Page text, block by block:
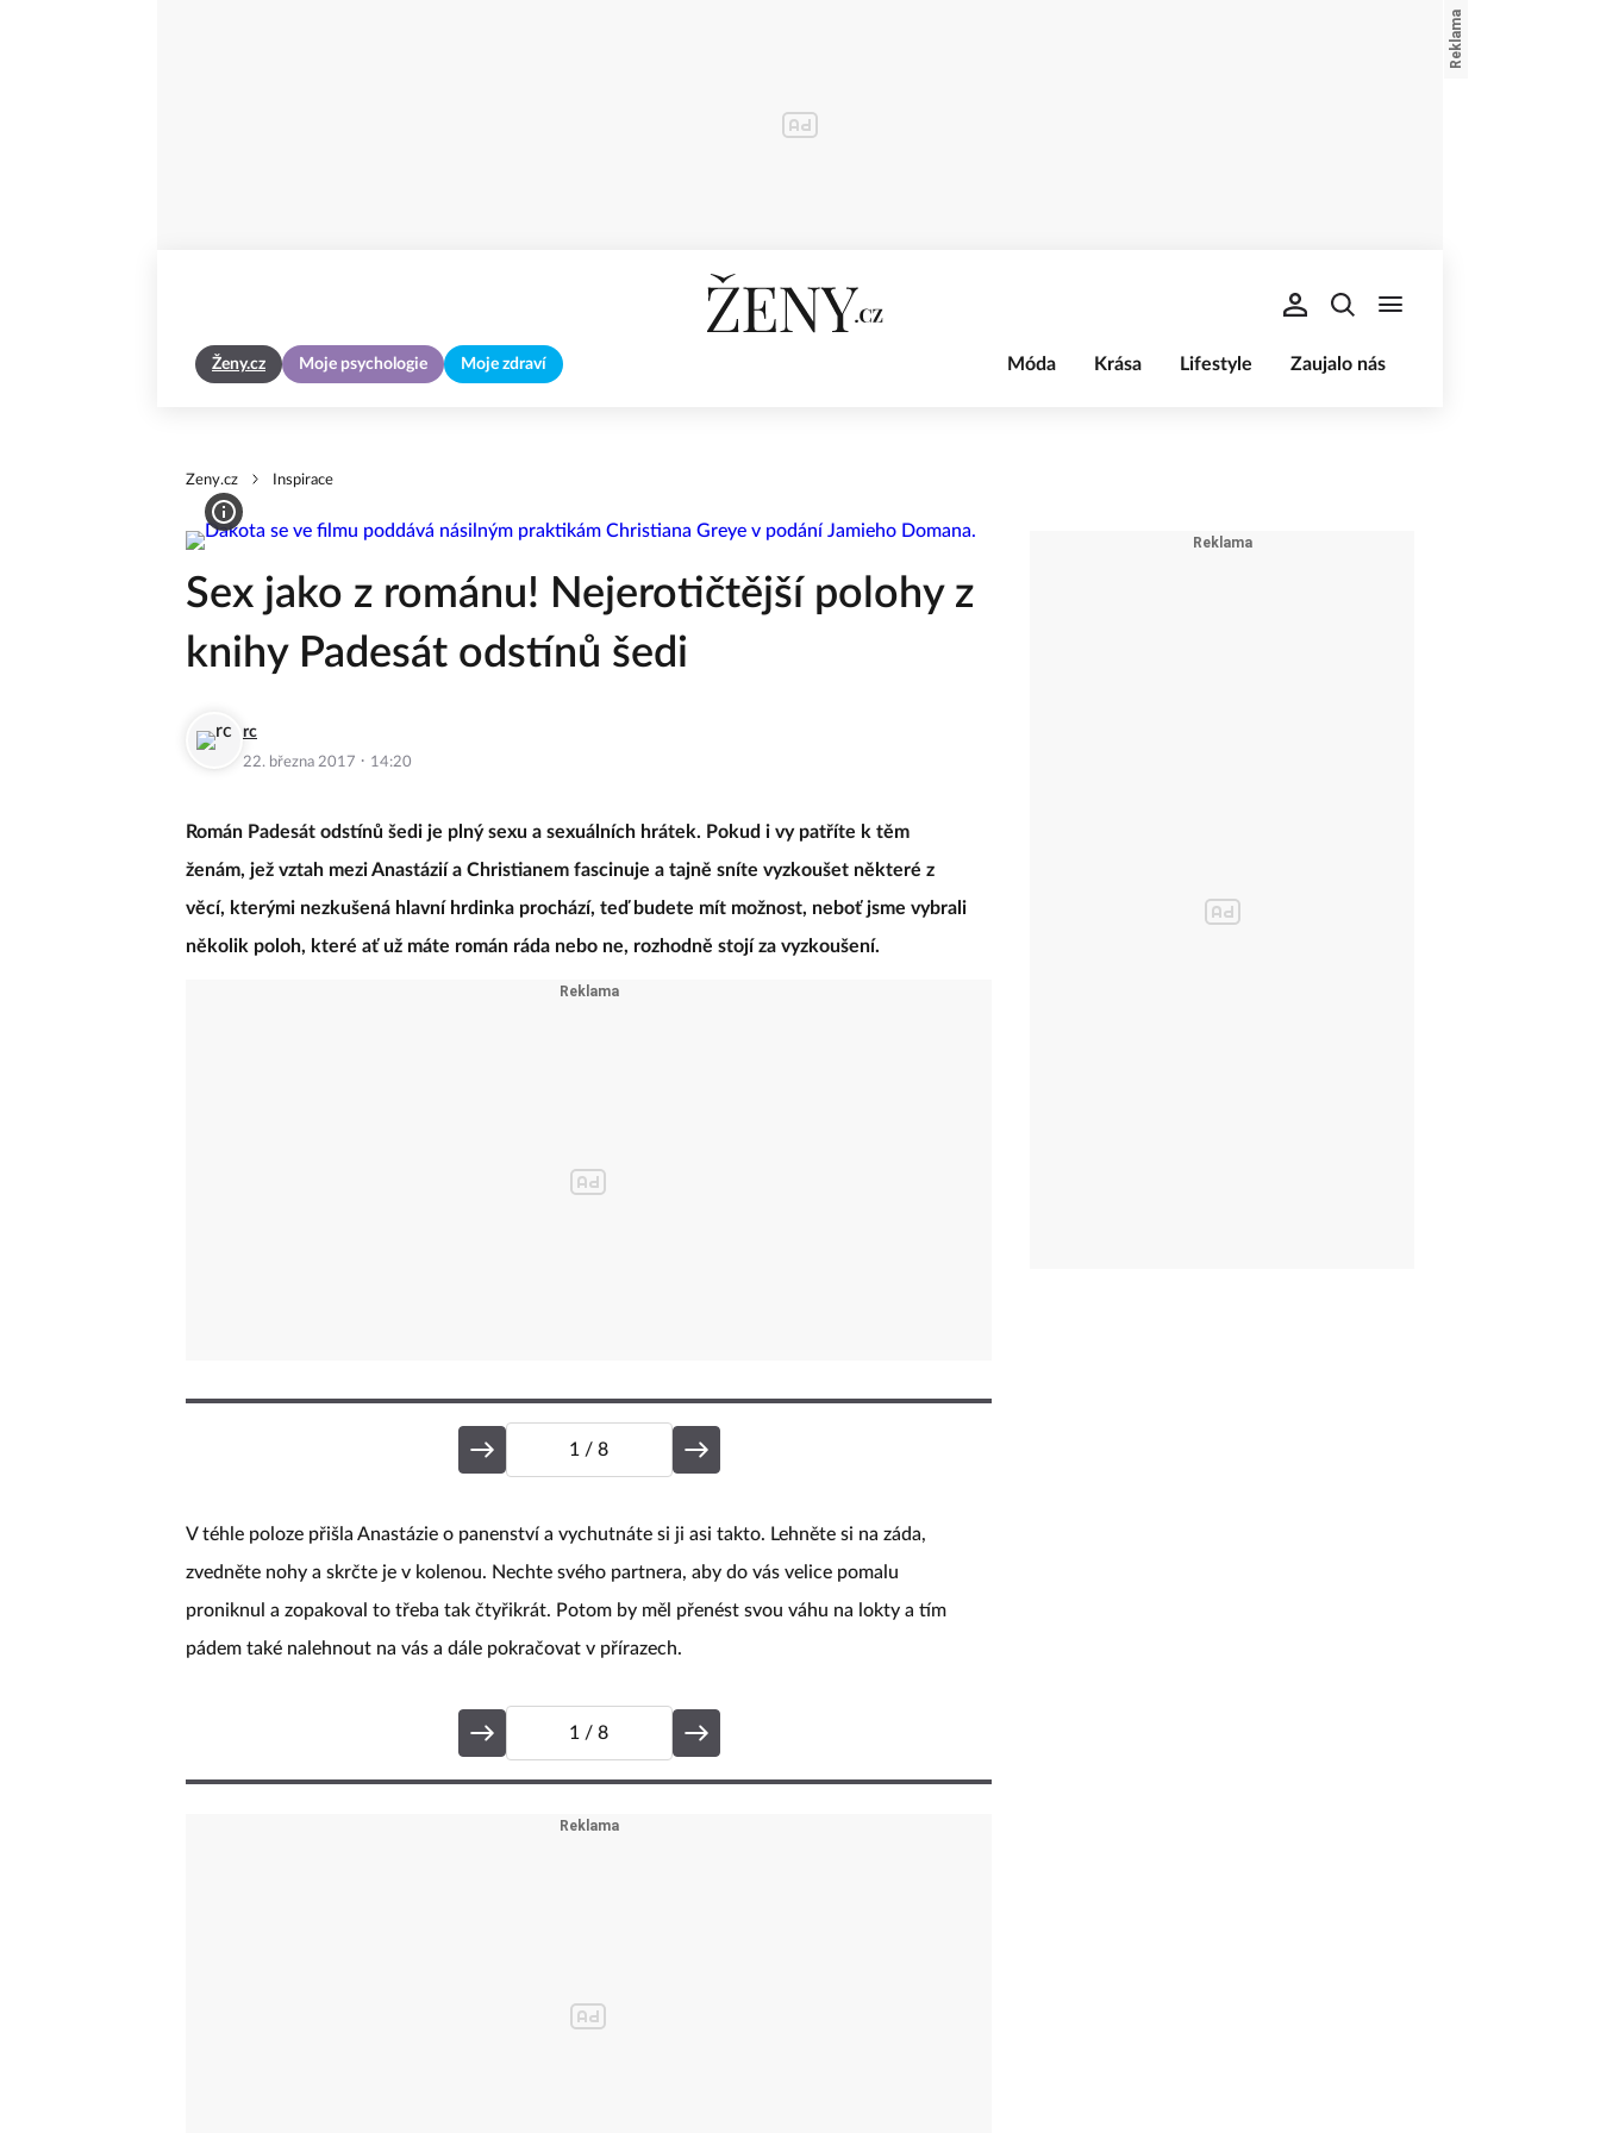
Ženy.cz Moje psychologie Moje zdraví Móda Krása Lifestyle Zaujalo nás
Zeny.cz Inspirace
Sex jako z románu! Nejerotičtější polohy z
knihy Padesát odstínů šedi
rc
22. března 2017 · 14:20
Román Padesát odstínů šedi je plný sexu a sexuálních hrátek. Pokud i vy patříte k těm
ženám, jež vztah mezi Anastázií a Christianem fascinuje a tajně sníte vyzkoušet některé z
věcí, kterými nezkušená hlavní hrdinka prochází, teď budete mít možnost, neboť jsme vybrali
několik poloh, které ať už máte román ráda nebo ne, rozhodně stojí za vyzkoušení.
1 / 8
V téhle poloze přišla Anastázie o panenství a vychutnáte si ji asi takto. Lehněte si na záda,
zvedněte nohy a skrčte je v kolenou. Nechte svého partnera, aby do vás velice pomalu
proniknul a zopakoval to třeba tak čtyřikrát. Potom by měl přenést svou váhu na lokty a tím
pádem také nalehnout na vás a dále pokračovat v přírazech.
1 / 8